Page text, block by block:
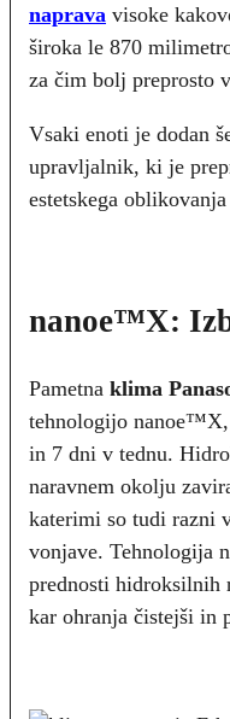
naprava visoke
široka le 870
za čim bolj preprosto
Vsaki enoti je dodan
upravljalnik, ki je
estetskega
nanoe™X:
Pametna klima
tehnologijo nanoe™X,
in 7 dni v tednu.
naravnem okolju
katerimi so tudi razni
vonjave. Tehnologija
prednosti hidroksilnih
kar ohranja čistejši in